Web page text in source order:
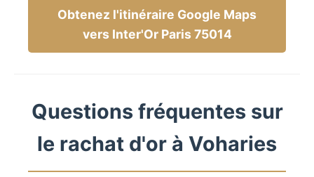
Obtenez l'itinéraire Google Maps
vers Inter'Or Paris 75014
Questions fréquentes sur
le rachat d'or à Voharies